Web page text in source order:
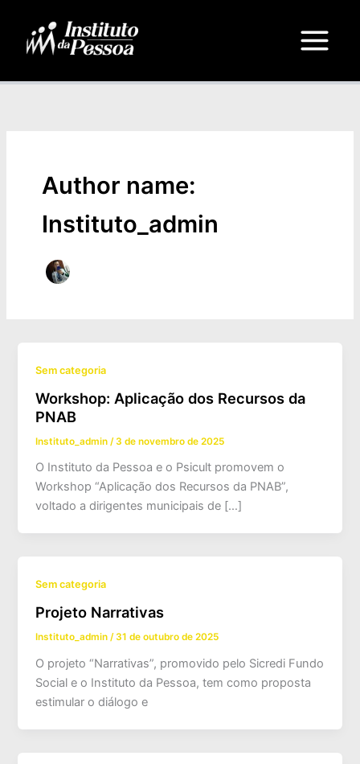
Menu
Author name:
Instituto_admin
Sem categoria
Workshop: Aplicação dos Recursos da
PNAB
Instituto_admin /3 de novembro de 2025
O Instituto da Pessoa e o Psicult promovem o
Workshop “Aplicação dos Recursos da PNAB”,
voltado a dirigentes municipais de […]
Sem categoria
Projeto Narrativas
Instituto_admin/31 de outubro de 2025
O projeto “Narrativas”, promovido pelo Sicredi Fundo
Social e o Instituto da Pessoa, tem como proposta
estimular o diálogo e